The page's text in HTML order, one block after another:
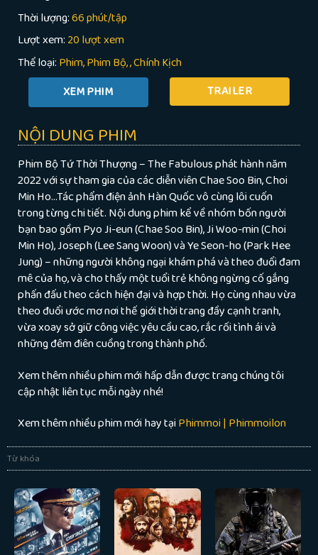
Thời lượng:66 phút/tập
Lượt xem: 20 lượt xem
Thể loại: Phim Phim Bộ ,Chính Kịch
TRAILER
NỘI DUNG PHIM
Phim Bộ Tứ Thời Thượng – The Fabulous phát hành năm
2022 với sự tham gia của các diễn viên Chae Soo Bin, Choi
Min Ho…Tác phẩm điện ảnh Hàn Quốc vô cùng lôi cuốn
trong từng chi tiết. Nội dung phim kể về nhóm bốn người
bạn bao gồm Pyo Ji-eun (Chae Soo Bin), Ji Woo-min (Choi
Min Ho), Joseph (Lee Sang Woon) và Ye Seon-ho (Park Hee
Jung) – những người không ngại khám phá và theo đuổi đam
mê của họ, và cho thấy một tuổi trẻ không ngừng cố gắng
phấn đấu theo cách hiện đại và hợp thời. Họ cùng nhau vừa
theo đuổi ước mơ nơi thế giới thời trang đầy cạnh tranh,
vừa xoay sở giữ công việc yêu cầu cao, rắc rối tình ái và
những đêm điên cuồng trong thành phố.
Xem thêm nhiều phim mới hấp dẫn được trang chúng tôi
cập nhật liên tục mỗi ngày nhé!
Xem thêm nhiều phim mới hay tạiPhimmoi | Phimmoilon
Từ khóa